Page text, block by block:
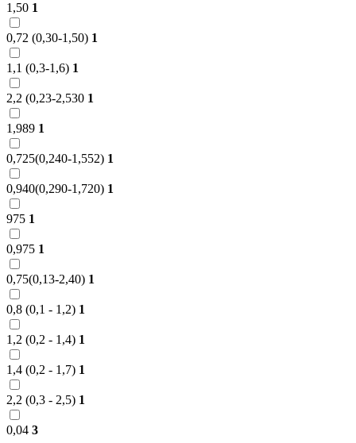
1,50 1
0,72 (0,30-1,50) 1
1,1 (0,3-1,6) 1
2,2 (0,23-2,530 1
1,989 1
0,725(0,240-1,552) 1
0,940(0,290-1,720) 1
975 1
0,975 1
0,75(0,13-2,40) 1
0,8 (0,1 - 1,2) 1
1,2 (0,2 - 1,4) 1
1,4 (0,2 - 1,7) 1
2,2 (0,3 - 2,5) 1
0,04 3